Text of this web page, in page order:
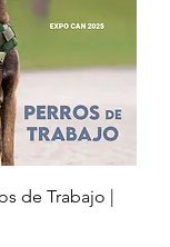
de Trabajo |